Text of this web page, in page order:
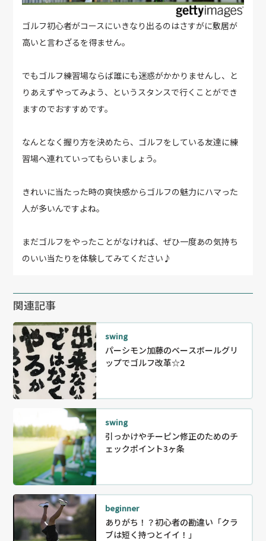
ゴルフ初心者がコースにいきなり出るのはさすがに敷居が
高いと言わざるを得ません。
でもゴルフ練習場ならば誰にも迷惑がかかりませんし、と
りあえずやってみよう、というスタンスで行くことができ
ますのでおすすめです。
なんとなく握り方を決めたら、ゴルフをしている友達に練
習場へ連れていってもらいましょう。
きれいに当たった時の爽快感からゴルフの魅力にハマった
人が多いんですよね。
まだゴルフをやったことがなければ、ぜひ一度あの気持ち
のいい当たりを体験してみてください♪
関連記事
swing
パーシモン加藤のベースボールグリ
ップでゴルフ改革☆2
swing
引っかけやチーピン修正のためのチ
ェックポイント3ヶ条
beginner
ありがち！？初心者の勘違い「クラ
ブは短く持つとイイ！」